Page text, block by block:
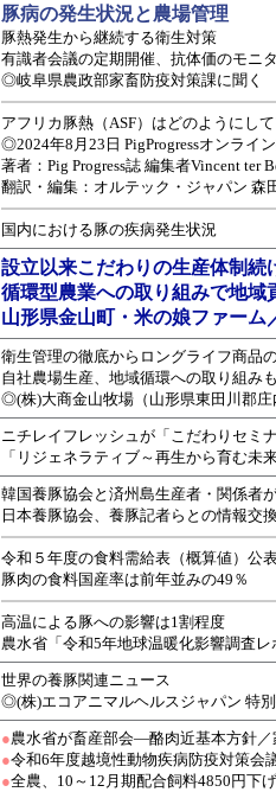
豚病の発生状況と農場管理
豚熱発生から継続する衛生対策
有識者会議の定期開催、抗体価のモニ
◎岐阜県農政部家畜防疫対策課に聞く
アフリカ豚熱（ASF）はどのようにし
◎2024年8月23日 PigProgressオンライ
著者：Pig Progress誌 編集者Vincent ter
翻訳・編集：オルテック・ジャパン 森
国内における豚の疾病発生状況
設立以来こだわりの生産体制続
循環型農業への取り組みで地域
山形県金山町・米の娘ファーム
衛生管理の徹底からロングライフ商品
自社農場生産、地域循環への取り組み
◎(株)大商金山牧場（山形県東田川郡庄
ニチレイフレッシュが「こだわりセミ
「リジェネラティブ～再生から育む未
韓国養豚協会と済州島生産者・関係者
日本養豚協会、養豚記者らとの情報交
令和５年度の食料需給表（概算値）公
豚肉の食料国産率は前年並みの49％
高温による豚への影響は1割程度
農水省「令和5年地球温暖化影響調査
世界の養豚関連ニュース
◎(株)エコアニマルヘルスジャパン 特
●農水省が畜産部会―酪肉近基本方針
●令和6年度越境性動物疾病防疫対策会
●全農、10～12月期配合飼料4850円下